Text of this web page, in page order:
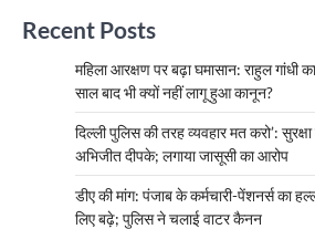
Recent Posts
महिला आरक्षण पर बढ़ा घमासान: राहुल गांधी
साल बाद भी क्यों नहीं लागू हुआ कानून?
दिल्ली पुलिस की तरह व्यवहार मत करो’:
अभिजीत दीपके; लगाया जासूसी का आरोप
डीए की मांग: पंजाब के कर्मचारी-पेंशनर्स का
लिए बढ़े; पुलिस ने चलाई वाटर कैनन